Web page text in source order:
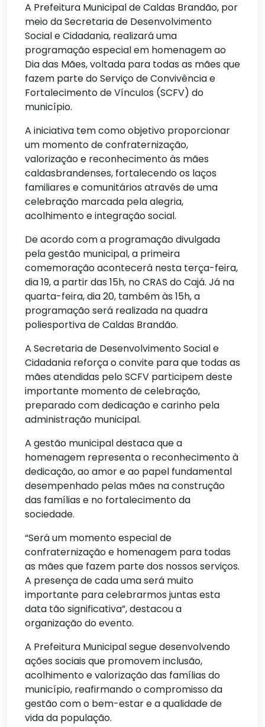
A Prefeitura Municipal de Caldas Brandão, por
meio da Secretaria de Desenvolvimento
Social e Cidadania, realizará uma
programação especial em homenagem ao
Dia das Mães, voltada para todas as mães que
fazem parte do Serviço de Convivência e
Fortalecimento de Vínculos (SCFV) do
município.
A iniciativa tem como objetivo proporcionar
um momento de confraternização,
valorização e reconhecimento às mães
caldasbrandenses, fortalecendo os laços
familiares e comunitários através de uma
celebração marcada pela alegria,
acolhimento e integração social.
De acordo com a programação divulgada
pela gestão municipal, a primeira
comemoração acontecerá nesta terça-feira,
dia 19, a partir das 15h, no CRAS do Cajá. Já na
quarta-feira, dia 20, também às 15h, a
programação será realizada na quadra
poliesportiva de Caldas Brandão.
A Secretaria de Desenvolvimento Social e
Cidadania reforça o convite para que todas as
mães atendidas pelo SCFV participem deste
importante momento de celebração,
preparado com dedicação e carinho pela
administração municipal.
A gestão municipal destaca que a
homenagem representa o reconhecimento à
dedicação, ao amor e ao papel fundamental
desempenhado pelas mães na construção
das famílias e no fortalecimento da
sociedade.
“Será um momento especial de
confraternização e homenagem para todas
as mães que fazem parte dos nossos serviços.
A presença de cada uma será muito
importante para celebrarmos juntas esta
data tão significativa”, destacou a
organização do evento.
A Prefeitura Municipal segue desenvolvendo
ações sociais que promovem inclusão,
acolhimento e valorização das famílias do
município, reafirmando o compromisso da
gestão com o bem-estar e a qualidade de
vida da população.